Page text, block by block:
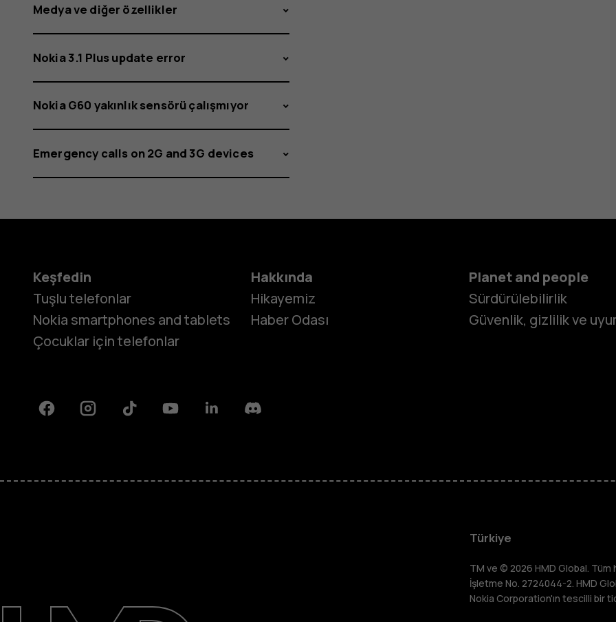
Tuşlu
Çocuklar
Medya ve diğer özellikler
Nokia 3.1 Plus update error
Nokia G60 yakınlık sensörü çalışmıyor
Emergency calls on 2G and 3G devices
Keşfedin
Tuşlu telefonlar
Nokia smartphones and tablets
Çocuklar için telefonlar
Hakkında
Hikayemiz
Haber Odası
Planet and people
Sürdürülebilirlik
Güvenlik, gizlilik ve
FacebookInstagramTiktok YoutubeLinkedinDiscord
Türkiye
TM ve © 2026 HMD Global. Tüm
İşletme No. 2724044-2. HMD
Nokia Corporation'ın tescilli bir